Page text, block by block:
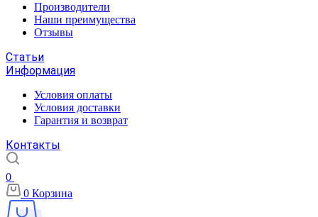
Производители
Наши преимущества
Отзывы
Статьи
Информация
Условия оплаты
Условия доставки
Гарантия и возврат
Контакты
0
0 Корзина